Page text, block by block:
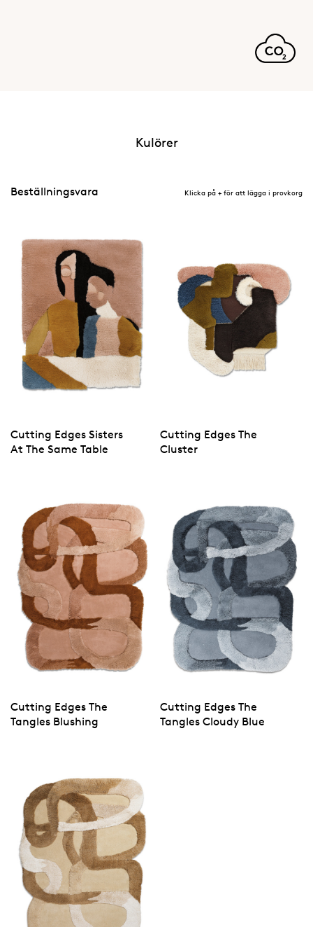
Kulörer
Beställningsvara Klicka på + för att lägga i provkorg
Cutting Edges Sisters
At The Same Table
Cutting Edges The
Cluster
Cutting Edges The
Tangles Blushing
Cutting Edges The
Tangles Cloudy Blue